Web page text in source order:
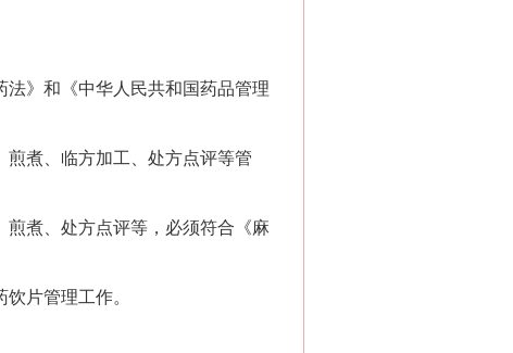
》和《中华人民共和国药品管理
煮、临方加工、处方点评等管
煮、处方点评等，必须符合《麻
片管理工作。